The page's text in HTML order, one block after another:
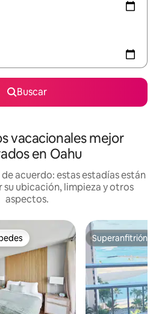
Buscar
vacacionales mejor
en Oahu
acuerdo: estas estadías están
su ubicación, limpieza y otros
aspectos.
preferido Superanfitrión
Superanfitrión